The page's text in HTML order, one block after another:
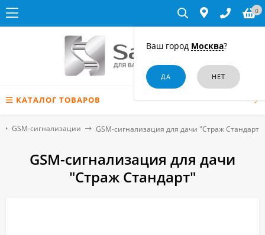
Ваш город Москва?
0
КАТАЛОГ ТОВАРОВ
GSM-сигнализации GSM-сигнализация для дачи "Страж Стандарт"
GSM-сигнализация для дачи
"Страж Стандарт"